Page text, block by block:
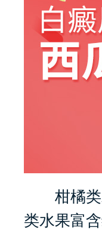
柑橘类
类水果富